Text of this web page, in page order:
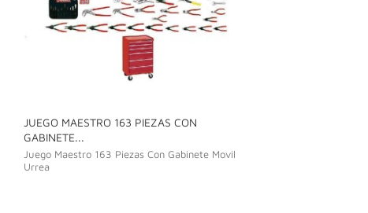
JUEGO MAESTRO 163 PIEZAS CON
GABINETE...
Juego Maestro 163 Piezas Con Gabinete Movil
Urrea